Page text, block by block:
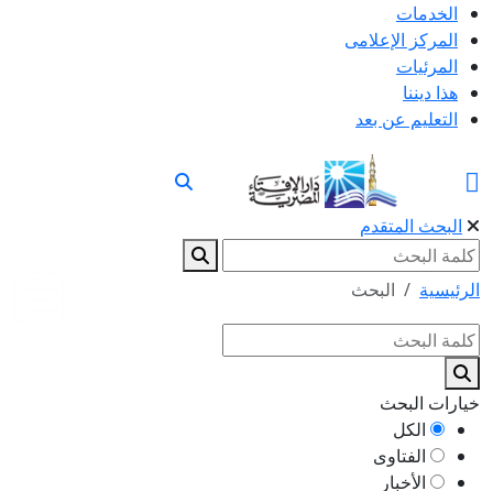
الخدمات
المركز الإعلامى
المرئيات
هذا ديننا
التعليم عن بعد
البحث المتقدم
الرئيسية البحث
خيارات البحث
الكل
الفتاوى
الأخبار